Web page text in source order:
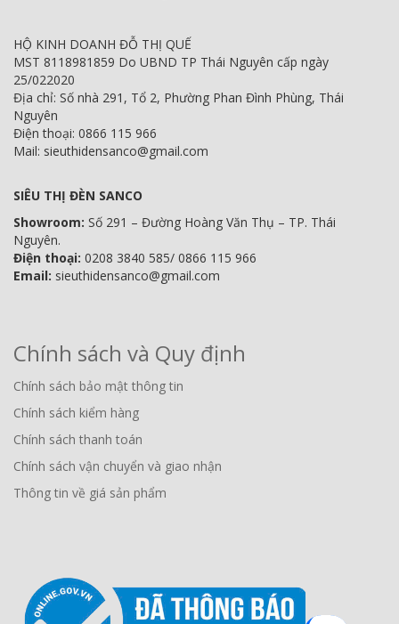
HỘ KINH DOANH ĐỖ THỊ QUẾ
MST 8118981859 Do UBND TP Thái Nguyên cấp ngày
25/022020
Địa chỉ: Số nhà 291, Tổ 2, Phường Phan Đình Phùng, Thái
Nguyên
Điện thoại: 0866 115 966
Mail: sieuthidensanco@gmail.com
SIÊU THỊ ĐÈN SANCO
Showroom: Số 291 – Đường Hoàng Văn Thụ – TP. Thái
Nguyên.
Điện thoại: 0208 3840 585/ 0866 115 966
Email: sieuthidensanco@gmail.com
Chính sách và Quy định
Chính sách bảo mật thông tin
Chính sách kiểm hàng
Chính sách thanh toán
Chính sách vận chuyển và giao nhận
Thông tin về giá sản phẩm